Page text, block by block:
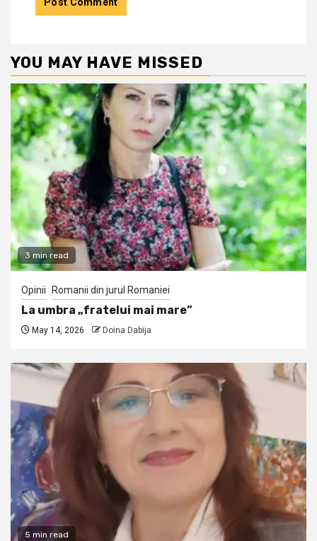
YOU MAY HAVE MISSED
3 min read
Opinii Romanii din jurul Romaniei
La umbra „fratelui mai mare”
May 14, 2026 Doina Dabija
5 min read